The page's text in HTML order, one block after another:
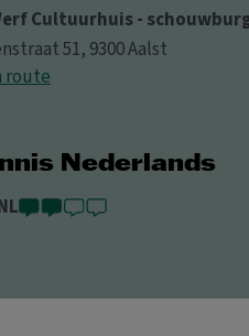
Cultuurhuis -
51, 9300 Aalst
route
Nederlands